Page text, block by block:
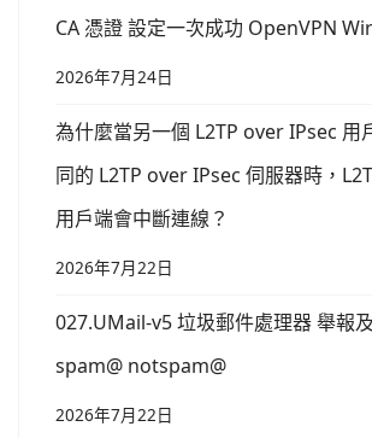
CA 憑證 設定一次成功 OpenVPN
2026年7月24日
為什麼當另一個 L2TP over IPsec 用
同的 L2TP over IPsec 伺服器時，
用戶端會中斷連線？
2026年7月22日
027.UMail-v5 垃圾郵件處理器 舉報
spam@ notspam@
2026年7月22日